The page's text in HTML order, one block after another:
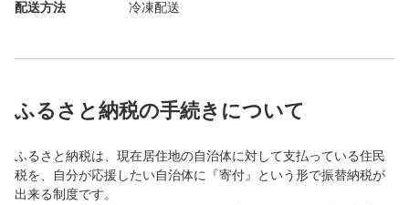
配送方法 冷凍配送
ふるさと納税の手続きについて
ふるさと納税は、現在居住地の自治体に対して支払っている住民
税を、自分が応援したい自治体に『寄付』という形で振替納税が
出来る制度です。